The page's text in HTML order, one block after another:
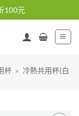
100元
杯 » 冷熱共用杯(白